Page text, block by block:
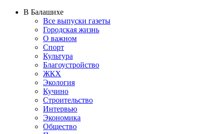
В Балашихе
Все выпуски газеты
Городская жизнь
О важном
Спорт
Культура
Благоустройство
ЖКХ
Экология
Кучино
Строительство
Интервью
Экономика
Общество